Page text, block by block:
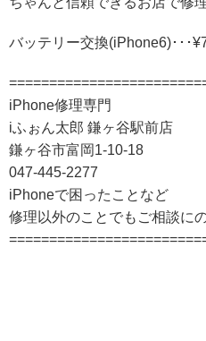
バッテリー交換(iPhone6)･･･
iPhone修理専門
iふぉん太郎 鎌ヶ谷駅前店
鎌ヶ谷市富岡1-10-18
047-445-2277
iPhoneで困ったことなど
修理以外のことでもご相談に